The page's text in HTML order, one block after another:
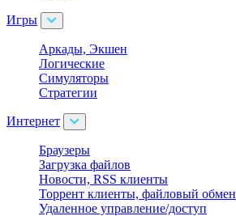
Игры
Аркады, Экшен
Логические
Симуляторы
Стратегии
Интернет
Браузеры
Загрузка файлов
Новости, RSS клиенты
Торрент клиенты, файловый обмен
Удаленное управление/доступ